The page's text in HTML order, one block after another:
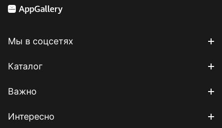
Мы в соцсетях
Каталог
Важно
Интересно